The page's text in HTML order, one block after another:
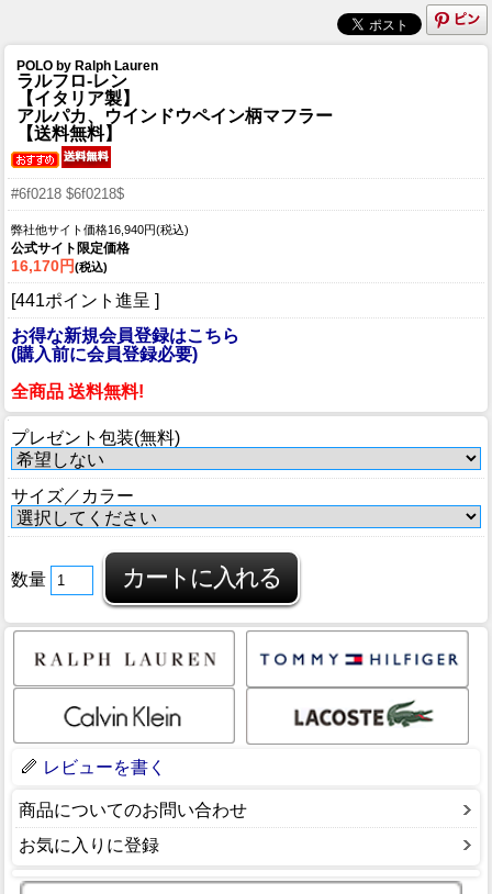
POLO by Ralph Lauren
ラルフロ-レン
【イタリア製】
アルパカ、ウインドウペイン柄マフラー
【送料無料】
#6f0218 $6f0218$
弊社他サイト価格16,940円(税込)
公式サイト限定価格
16,170円(税込)
[441ポイント進呈 ]
お得な新規会員登録はこちら
(購入前に会員登録必要)
全商品 送料無料!
プレゼント包装(無料)
サイズ／カラー
数量
レビューを書く
商品についてのお問い合わせ
お気に入りに登録